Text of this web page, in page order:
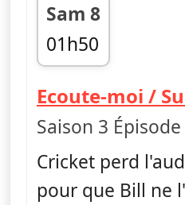
Sam 8
01h50
fin 02h10
Ecoute-moi /
Saison 3 Épisode
Cricket perd
pour que Bill ne